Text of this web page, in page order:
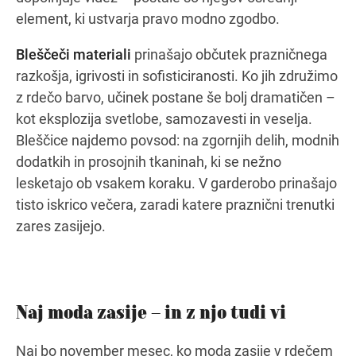
element, ki ustvarja pravo modno zgodbo.
Bleščeči materiali prinašajo občutek prazničnega
razkošja, igrivosti in sofisticiranosti. Ko jih združimo
z rdečo barvo, učinek postane še bolj dramatičen –
kot eksplozija svetlobe, samozavesti in veselja.
Bleščice najdemo povsod: na zgornjih delih, modnih
dodatkih in prosojnih tkaninah, ki se nežno
lesketajo ob vsakem koraku. V garderobo prinašajo
tisto iskrico večera, zaradi katere praznični trenutki
zares zasijejo.
Naj moda zasije – in z njo tudi vi
Naj bo november mesec, ko moda zasije v rdečem